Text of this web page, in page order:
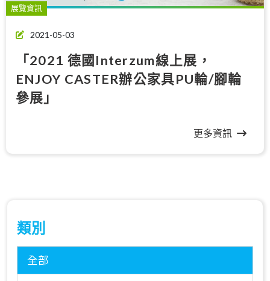
展覽資訊
2021-05-03
「2021 德國Interzum線上展，
ENJOY CASTER辦公家具PU輪/腳輪
參展」
更多資訊
類別
全部